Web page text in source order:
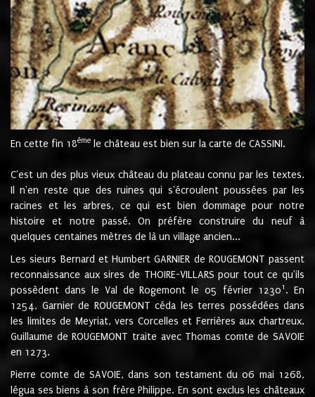
En cette fin 18ème le château est bien sur la carte de CASSINI.
C'est un des plus vieux château du plateau connu par les textes.
Il n'en reste que des ruines qui s'écroulent poussées par les
racines et les arbres, ce qui est bien dommage pour notre
histoire et notre passé. On préfère construire du neuf à
quelques centaines mètres de là un village ancien...
Les sieurs Bernard et Humbert GARNIER de ROUGEMONT passent
reconnaissance aux sires de THOIRE-VILLARS pour tout ce qu'ils
possèdent dans le Val de Rogemont le 05 février 12301 . En
1254, Garnier de ROUGEMONT céda les terres possédées dans
les limites de Meyriat, vers Corcelles et Ferrières aux chartreux.
Guillaume de ROUGEMONT traite avec Thomas comte de SAVOIE
en 1273.
Pierre comte de SAVOIE, dans son testament du 06 mai 1268,
légua ses biens à son frère Philippe. En sont exclus les châteaux